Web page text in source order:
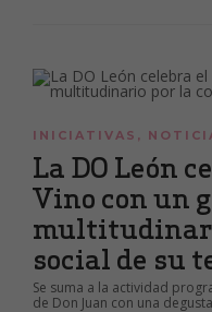
INICIATIVAS ,
La DO León
Vino con un
social de su
Se suma a la actividad
de Don Juan con una